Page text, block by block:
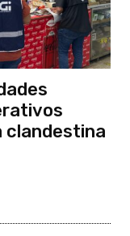
clandestina